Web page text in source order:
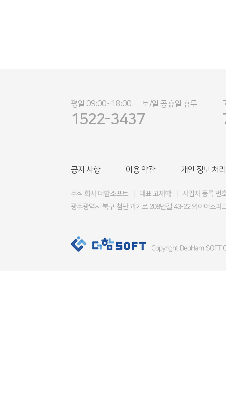
평일 09:00~18:00 토/일 공휴일 휴무
1522-3437
공지 사항 이용 약관 개인 정보 처
주식 회사 더함소프트 대표 고재학 사업자 등록 번
광주광역시 북구 첨단 과기로 208번길 43-22 와이어스파
Copyright DeoHam SOFT